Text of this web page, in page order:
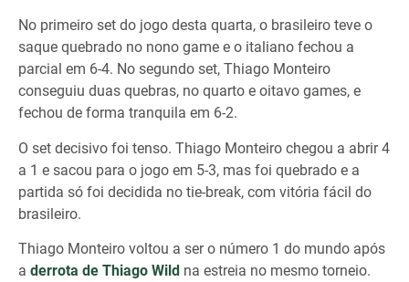
No primeiro set do jogo desta quarta, o brasileiro teve o
saque quebrado no nono game e o italiano fechou a
parcial em 6-4. No segundo set, Thiago Monteiro
conseguiu duas quebras, no quarto e oitavo games, e
fechou de forma tranquila em 6-2.
O set decisivo foi tenso. Thiago Monteiro chegou a abrir 4
a 1 e sacou para o jogo em 5-3, mas foi quebrado e a
partida só foi decidida no tie-break, com vitória fácil do
brasileiro.
Thiago Monteiro voltou a ser o número 1 do mundo após
a derrota de Thiago Wild na estreia no mesmo torneio.